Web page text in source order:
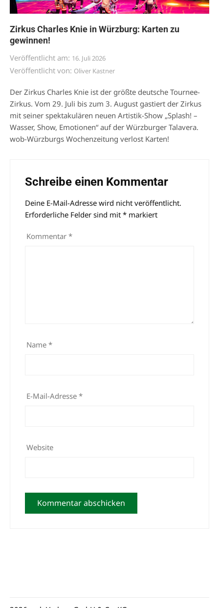
Zirkus Charles Knie in Würzburg: Karten zu
gewinnen!
Veröffentlicht am: 16. Juli 2026
Veröffentlicht von: Oliver Kastner
Der Zirkus Charles Knie ist der größte deutsche Tournee-
Zirkus. Vom 29. Juli bis zum 3. August gastiert der Zirkus
mit seiner spektakulären neuen Artistik-Show „Splash! –
Wasser, Show, Emotionen“ auf der Würzburger Talavera.
wob-Würzburgs Wochenzeitung verlost Karten!
Schreibe einen Kommentar
Deine E-Mail-Adresse wird nicht veröffentlicht.
Erforderliche Felder sind mit * markiert
Kommentar *
Name *
E-Mail-Adresse *
Website
Alternative: